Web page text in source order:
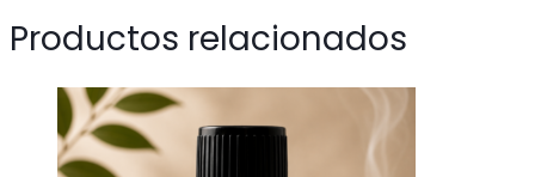
Productos relacionados